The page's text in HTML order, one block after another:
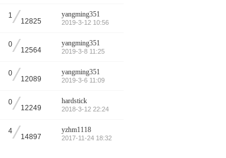
1/12825
yangming351
2019-3-12 10:56
0/12564
yangming351
2019-3-8 11:25
0/12089
yangming351
2019-3-6 11:09
0/12249
hardstick
2018-3-12 22:24
4/14897
yzhm1118
2017-11-24 18:32